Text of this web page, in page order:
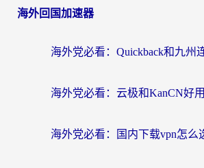
海外回国加速器